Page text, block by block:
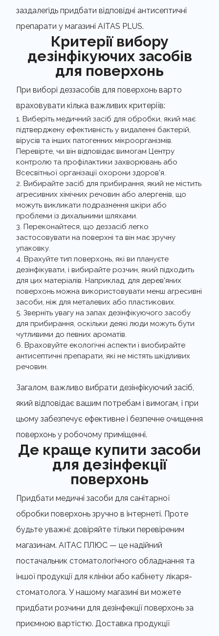
заздалегідь придбати відповідні антисептичні
препарати у магазині AITAS PLUS.
Критерії вибору
дезінфікуючих засобів
для поверхонь
При виборі деззасобів для поверхонь варто
враховувати кілька важливих критеріїв:
Виберіть медичний засіб для обробки, який має
підтверджену ефективність у видаленні бактерій,
вірусів та інших патогенних мікроорганізмів.
Перевірте, чи він відповідає вимогам Центру
контролю та профілактики захворювань або
Всесвітньої організації охорони здоров'я.
Вибирайте засіб для прибирання, який не містить
агресивних хімічних речовин або алергенів, що
можуть викликати подразнення шкіри або
проблеми із дихальними шляхами.
Переконайтеся, що деззасіб легко
застосовувати на поверхні та він має зручну
упаковку.
Врахуйте тип поверхонь, які ви плануєте
дезінфікувати, і вибирайте розчин, який підходить
для цих матеріалів. Наприклад, для дерев'яних
поверхонь можна використовувати менш агресивні
засоби, ніж для металевих або пластикових.
Зверніть увагу на запах дезінфікуючого засобу
для прибирання, оскільки деякі люди можуть бути
чутливими до певних ароматів.
Враховуйте екологічні аспекти і виобирайте
антисептичні препарати, які не містять шкідливих
речовин.
Загалом, важливо вибрати дезінфікуючий засіб,
який відповідає вашим потребам і вимогам, і при
цьому забезпечує ефективне і безпечне очищення
поверхонь у робочому приміщенні.
Де краще купити засоби
для дезінфекції
поверхонь
Придбати медичні засоби для санітарної
обробки поверхонь зручно в інтернеті. Проте
будьте уважні: довіряйте тільки перевіреним
магазинам. AITAС ПЛЮС — це надійний
постачальник стоматологічного обладнання та
іншої продукції для клініки або кабінету лікаря-
стоматолога. У нашому магазині ви можете
придбати розчини для дезінфекції поверхонь за
приємною вартістю. Доставка продукції